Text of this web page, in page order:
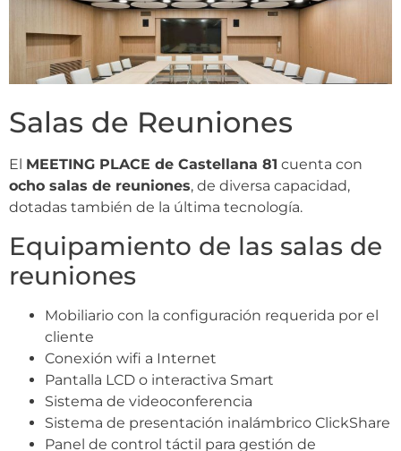
Salas de Reuniones
El MEETING PLACE de Castellana 81 cuenta con
ocho salas de reuniones, de diversa capacidad,
dotadas también de la última tecnología.
Equipamiento de las salas de
reuniones
Mobiliario con la configuración requerida por el
cliente
Conexión wifi a Internet
Pantalla LCD o interactiva Smart
Sistema de videoconferencia
Sistema de presentación inalámbrico ClickShare
Panel de control táctil para gestión de